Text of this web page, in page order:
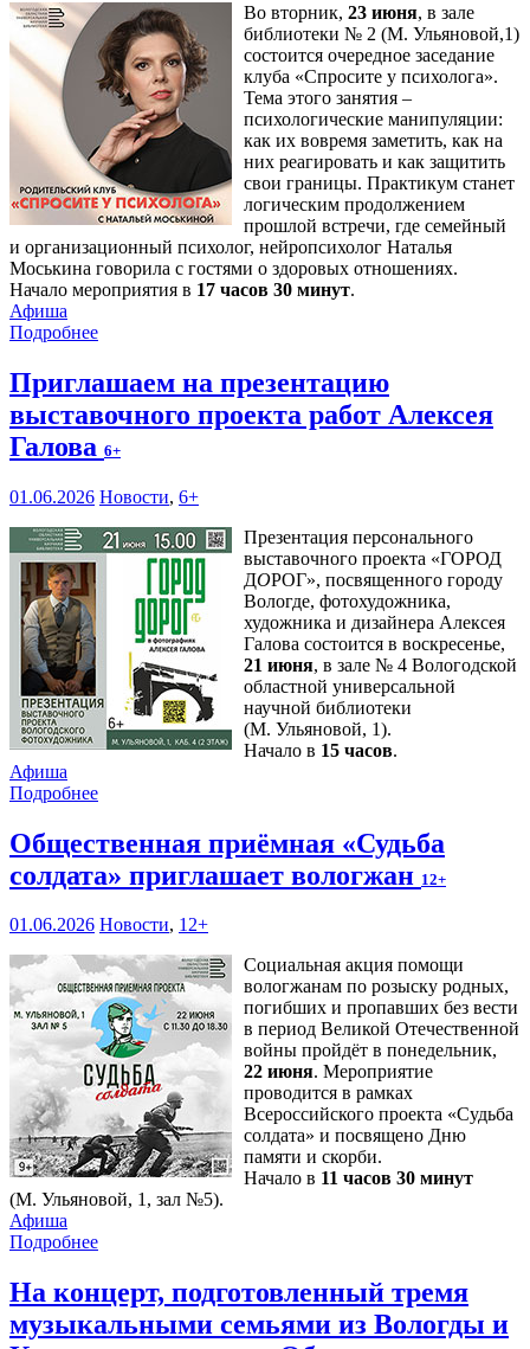
Во вторник, 23 июня, в зале
библиотеки № 2 (М. Ульяновой,1)
состоится очередное заседание
клуба «Спросите у психолога».
Тема этого занятия –
психологические манипуляции:
как их вовремя заметить, как на
них реагировать и как защитить
свои границы. Практикум станет
логическим продолжением
прошлой встречи, где семейный
и организационный психолог, нейропсихолог Наталья
Моськина говорила с гостями о здоровых отношениях.
Начало мероприятия в 17 часов 30 минут.
Афиша
Подробнее
Приглашаем на презентацию
выставочного проекта работ Алексея
Галова 6+
01.06.2026 Новости, 6+
Презентация персонального
выставочного проекта «ГОРОД
ДОРОГ», посвященного городу
Вологде, фотохудожника,
художника и дизайнера Алексея
Галова состоится в воскресенье,
21 июня, в зале № 4 Вологодской
областной универсальной
научной библиотеки
(М. Ульяновой, 1).
Начало в 15 часов.
Афиша
Подробнее
Общественная приёмная «Судьба
солдата» приглашает вологжан 12+
01.06.2026 Новости, 12+
Социальная акция помощи
вологжанам по розыску родных,
погибших и пропавших без вести
в период Великой Отечественной
войны пройдёт в понедельник,
22 июня. Мероприятие
проводится в рамках
Всероссийского проекта «Судьба
солдата» и посвящено Дню
памяти и скорби.
Начало в 11 часов 30 минут
(М. Ульяновой, 1, зал №5).
Афиша
Подробнее
На концерт, подготовленный тремя
музыкальными семьями из Вологды и